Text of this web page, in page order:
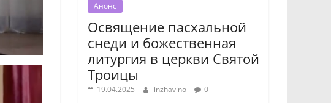
Анонс
Освящение пасхальной
снеди и божественная
литургия в церкви Святой
Троицы
19.04.2025 inzhavino 0